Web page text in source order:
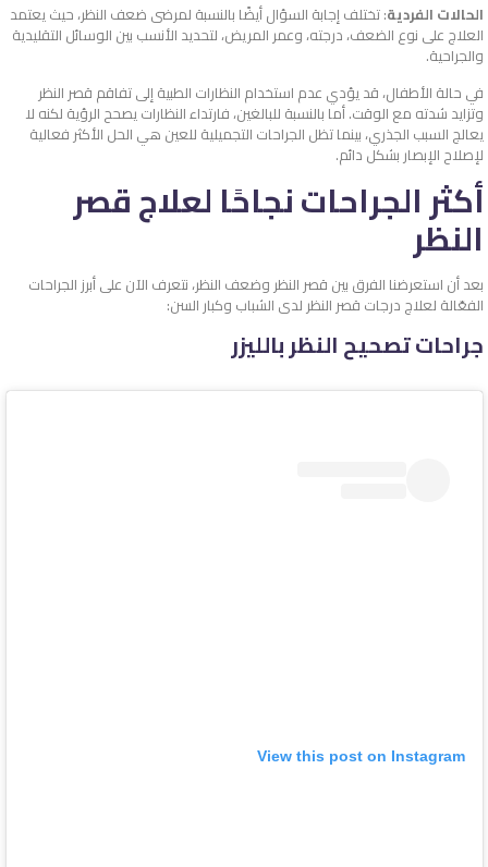
الحالات الفردية: تختلف إجابة السؤال أيضًا بالنسبة لمرضى ضعف النظر، حيث يعتمد
العلاج على نوع الضعف، درجته، وعمر المريض، لتحديد الأنسب بين الوسائل التقليدية
والجراحية.
في حالة الأطفال، قد يؤدي عدم استخدام النظارات الطبية إلى تفاقم قصر النظر
وتزايد شدته مع الوقت. أما بالنسبة للبالغين، فارتداء النظارات يصحح الرؤية لكنه لا
يعالج السبب الجذري، بينما تظل الجراحات التجميلية للعين هي الحل الأكثر فعالية
لإصلاح الإبصار بشكل دائم.
أكثر الجراحات نجاحًا لعلاج قصر
النظر
بعد أن استعرضنا الفرق بين قصر النظر وضعف النظر، نتعرف الآن على أبرز الجراحات
الفعّالة لعلاج درجات قصر النظر لدى الشباب وكبار السن:
جراحات تصحيح النظر بالليزر
View this post on Instagram